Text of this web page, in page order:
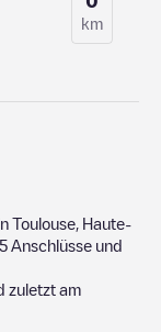
km
Toulouse Haute-
Anschlüsse und
zuletzt am